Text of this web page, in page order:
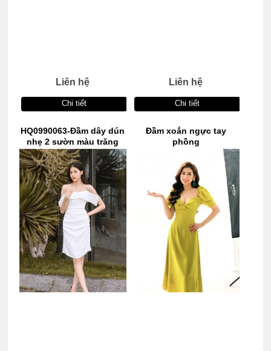
Liên hệ
Chi tiết
Liên hệ
Chi tiết
HQ0990063-Đầm dây dún
nhẹ 2 sườn màu trăng
Đầm xoắn ngực tay
phồng